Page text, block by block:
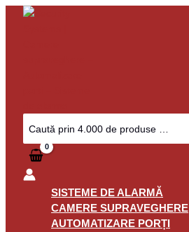
Skip
Search
for:
SISTEME DE ALARMĂ
CAMERE SUPRAVEGHERE
AUTOMATIZARE PORȚI